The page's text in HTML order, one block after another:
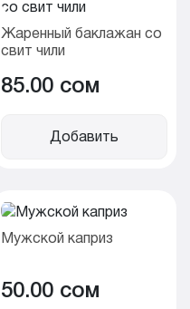
Жаренный баклажан со
свит чили
85.00 cом
Добавить
Мужской каприз
50.00 cом